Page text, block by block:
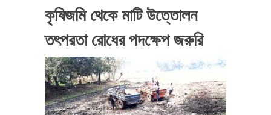
কৃষিজমি থেকে মাটি উত্তোলন
তৎপরতা রোধের পদক্ষেপ জরুরি